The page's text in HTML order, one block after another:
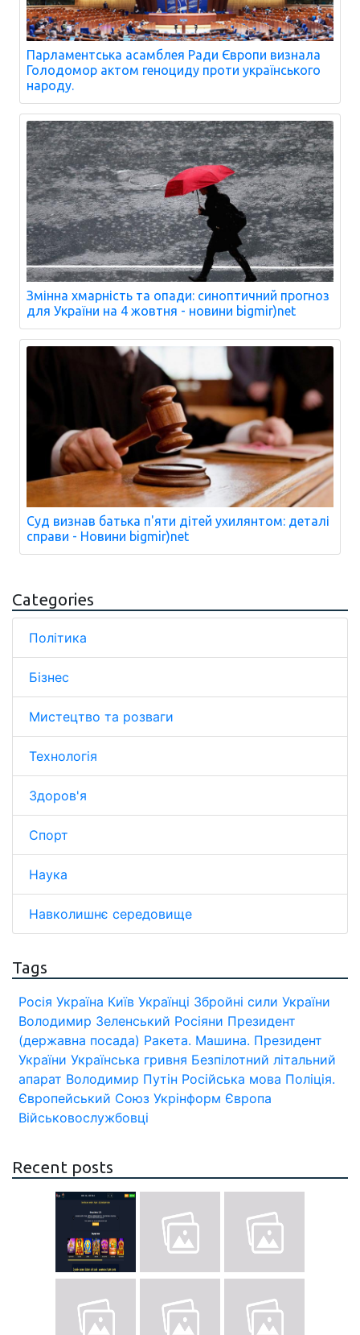
Парламентська асамблея Ради Європи визнала
Голодомор актом геноциду проти українського
народу.
Змінна хмарність та опади: синоптичний прогноз
для України на 4 жовтня - новини bigmir)net
Суд визнав батька п'яти дітей ухилянтом: деталі
справи - Новини bigmir)net
Categories
Політика
Бізнес
Мистецтво та розваги
Технологія
Здоров'я
Спорт
Наука
Навколишнє середовище
Tags
Росія Україна Київ Українці Збройні сили України
Володимир Зеленський Росіяни Президент
(державна посада) Ракета. Машина. Президент
України Українська гривня Безпілотний літальний
апарат Володимир Путін Російська мова Поліція.
Європейський Союз Укрінформ Європа
Військовослужбовці
Recent posts